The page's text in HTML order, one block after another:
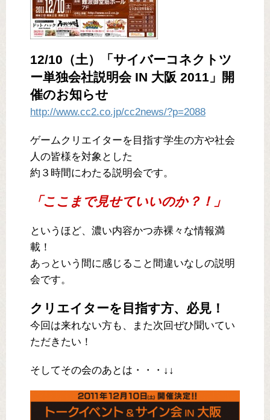
12/10（土）「サイバーコネクトツ
ー単独会社説明会 IN 大阪 2011」開
催のお知らせ
http://www.cc2.co.jp/cc2news/?p=2088
ゲームクリエイターを目指す学生の方や社会
人の皆様を対象とした
約３時間にわたる説明会です。
「ここまで見せていいのか？！」
というほど、濃い内容かつ赤裸々な情報満
載！
あっという間に感じること間違いなしの説明
会です。
クリエイターを目指す方、必見！
今回は来れない方も、また次回ぜひ聞いてい
ただきたい！
そしてその会のあとは・・・↓↓